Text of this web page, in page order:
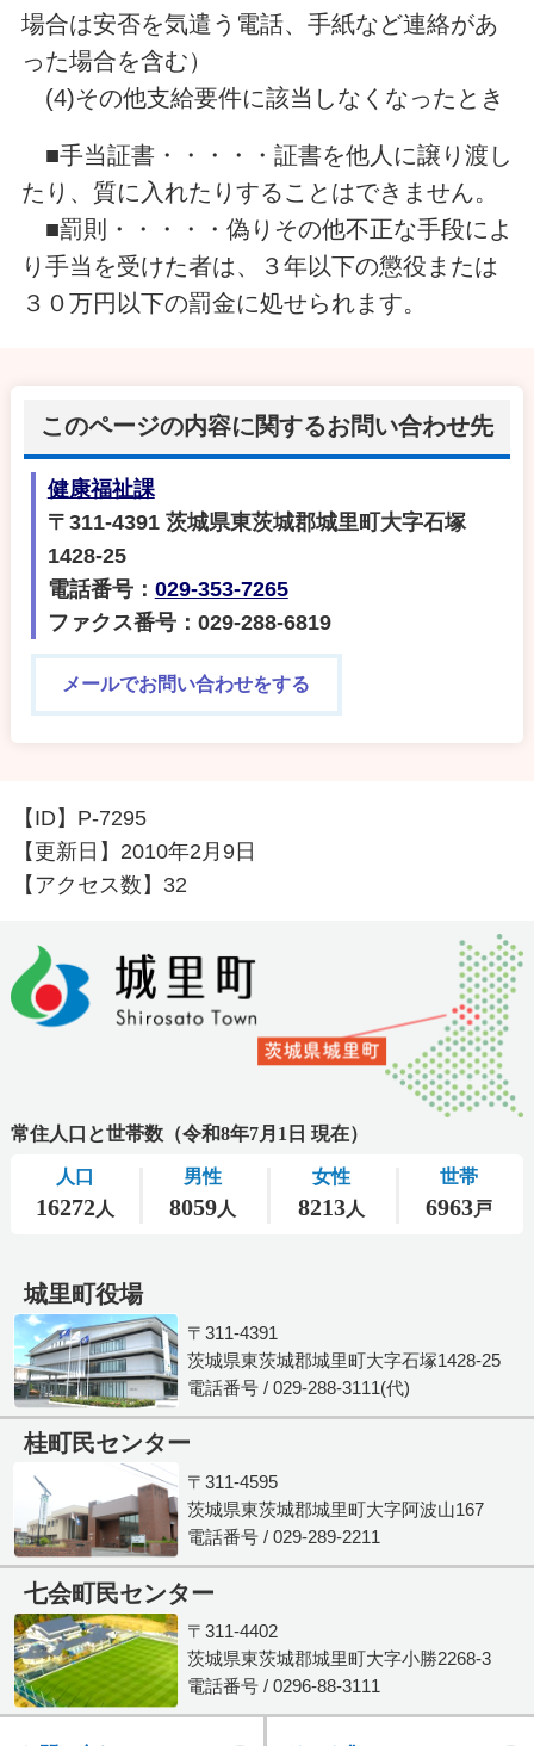
場合は安否を気遣う電話、手紙など連絡があ
った場合を含む）
(4)その他支給要件に該当しなくなったとき
■手当証書・・・・・証書を他人に譲り渡し
たり、質に入れたりすることはできません。
■罰則・・・・・偽りその他不正な手段によ
り手当を受けた者は、３年以下の懲役または
３０万円以下の罰金に処せられます。
このページの内容に関するお問い合わせ先
健康福祉課
〒311-4391 茨城県東茨城郡城里町大字石塚
1428-25
電話番号： 029-353-7265
ファクス番号：029-288-6819
メールでお問い合わせをする
【ID】 P-7295
【更新日】 2010年2月9日
【アクセス数】 32
城里町役場
〒311-4391
茨城県東茨城郡城里町大字石塚1428-25
電話番号 / 029-288-3111(代)
桂町民センター
〒311-4595
茨城県東茨城郡城里町大字阿波山167
電話番号 / 029-289-2211
七会町民センター
〒311-4402
茨城県東茨城郡城里町大字小勝2268-3
電話番号 / 0296-88-3111